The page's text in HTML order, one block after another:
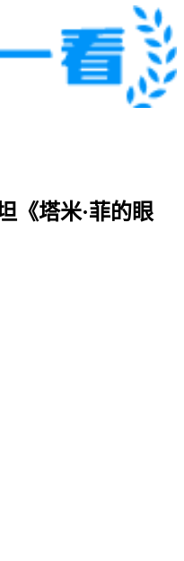
《塔米·菲的眼